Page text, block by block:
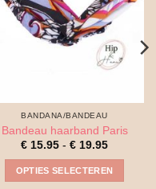
BANDANA/BANDEAU
Bandeau haarband Paris
€ 15.95 - € 19.95
tot
€ 19.95
OPTIES SELECTEREN